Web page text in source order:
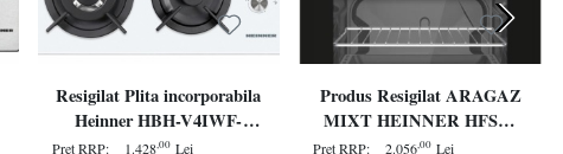
Resigilat Plita incorporabila
Heinner HBH-V4IWF-
GWH, Gaz, 4 Arzatoare,
Pret RRP: 1.428,00 Lei
Produs Resigilat ARAGAZ
MIXT HEINNER HFSC-
S56E2HSWH, 50X60CM, 2
Pret RRP: 2.056,00 Lei